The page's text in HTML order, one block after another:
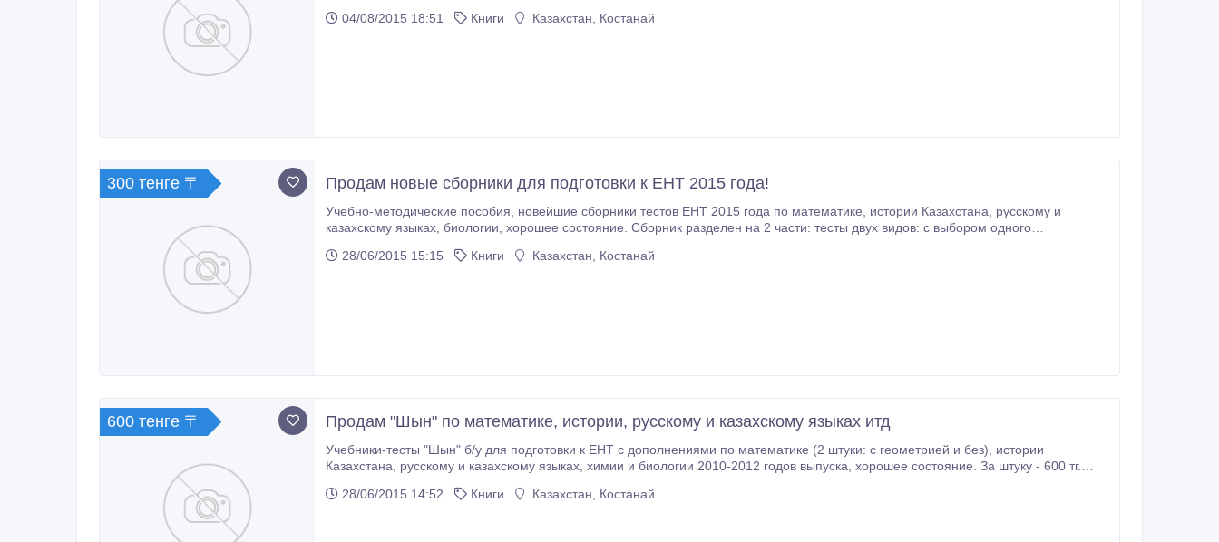
04/08/2015 18:51
Книги Казахстан, Костанай
300 тенге 〒 Продам новые сборники для подготовки к ЕНТ 2015 года!
Учебно-методические пособия, новейшие сборники тестов ЕНТ 2015 года по математике, истории Казахстана, русскому и
казахскому языках, биологии, хорошее состояние. Сборник разделен на 2 части: тесты двух видов: с выбором одного
28/06/2015 15:15
Книги Казахстан, Костанай
600 тенге 〒 Продам "Шын" по математике, истории, русскому и казахскому языках итд
Учебники-тесты "Шын" б/у для подготовки к ЕНТ с дополнениями по математике (2 штуки: с геометрией и без), истории
Казахстана, русскому и казахскому языках, химии и биологии 2010-2012 годов выпуска, хорошее состояние. За штуку - 600 тг.
28/06/2015 14:52
Книги Казахстан, Костанай